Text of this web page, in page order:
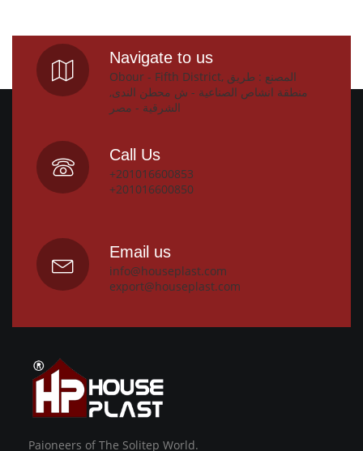
Navigate to us
Obour - Fifth District, المصنع : طريق
منطقة انشاص الصناعية - ش محطن الندى,
الشرقية - مصر
Call Us
+201016600853
+201016600850
Email us
info@houseplast.com
export@houseplast.com
Paioneers of The Solitep World.